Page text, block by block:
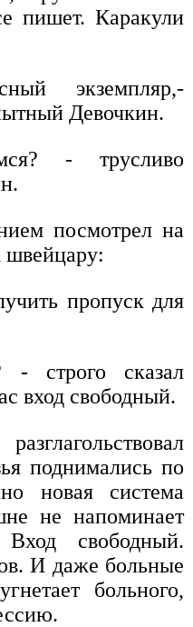
пишет. Каракули
экземпляр,-
Девочкин.
- трусливо
посмотрел на
швейцару:
пропуск для
- строго сказал
вход свободный.
поднимались по
новая система
не напоминает
свободный.
И даже больные
больного,